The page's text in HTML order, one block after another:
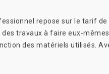
repose sur le tarif
travaux à faire eux-
des matériels utilisés.